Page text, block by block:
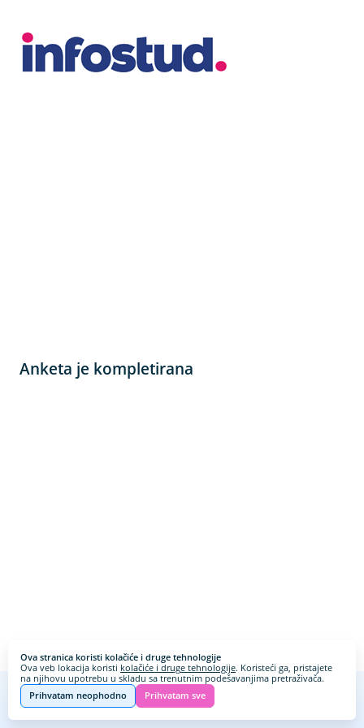
Ova stranica koristi kolačiće i druge tehnologije
Ova veb lokacija koristi kolačiće i druge tehnologije. Koristeći ga, pristajete
na njihovu upotrebu u skladu sa trenutnim podešavanjima pretraživača.
Prihvatam neophodno
Prihvatam sve
Anketa je kompletirana
Napravljeno naStartquestion